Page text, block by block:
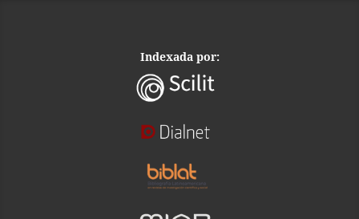
Indexada por: